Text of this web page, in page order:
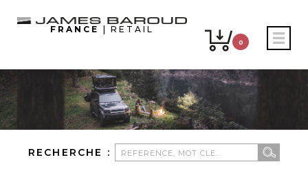
FRANCE | RETAIL
0
RECHERCHE :